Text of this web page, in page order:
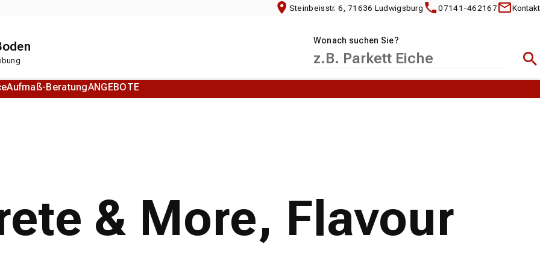
Steinbeisstr. 6, 71636 Ludwigsburg 07141-462167 Kontakt
Wonach suchen Sie?
Aufmaß-BeratungANGEBOTE
& More, Flavour